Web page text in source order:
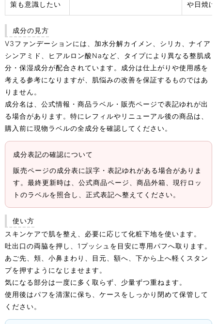
策も意識したい や日焼
成分の見方
V3ファンデーションには、加水分解カイメン、シリカ、ナイア
シンアミド、ヒアルロン酸Naなど、タイプにより異なる整肌成
分・保湿成分が配合されています。成分は仕上がりや使用感を
考える参考になりますが、肌悩みの改善を保証するものではあ
りません。
成分名は、公式情報・商品ラベル・販売ページで表記ゆれが出
る場合があります。特にレフィルやリニューアル後の商品は、
購入前に現物ラベルの全成分を確認してください。
成分表記の確認について
販売ページの成分表に誤字・表記ゆれがある場合がありま
す。最終更新時は、公式商品ページ、商品外箱、現行ロッ
トのラベルを照合し、正式表記へ整えてください。
使い方
スキンケアで肌を整え、必要に応じて化粧下地を使います。
吐出口の両脇を押し、1プッシュを目安に専用パフへ取ります。
あご先、頬、小鼻まわり、目元、額へ、下から上へ軽くスタン
プを押すようになじませます。
気になる部分は一度に多く取らず、少量ずつ重ねます。
使用後はパフを清潔に保ち、ケースをしっかり閉めて保管して
ください。